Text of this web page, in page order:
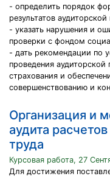
- определить порядок
результатов
- указать нарушения и
проверки с фондом
- дать рекомендации по
проведения
страхования и
совершенствованию и
Организация и
аудита
труда
Курсовая работа, 27
Для достижения